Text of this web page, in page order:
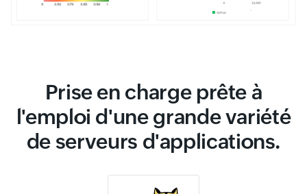
Prise en charge prête à
l'emploi d'une grande variété
de serveurs d'applications.